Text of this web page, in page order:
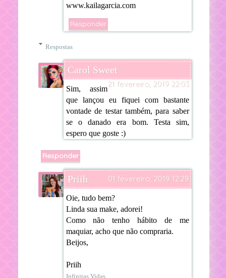
www.kailagarcia.com
Responder
Respostas
Carol Sweet
21 fevereiro, 2019 22:03
Sim, assim
que lançou eu fiquei com bastante
vontade de testar também, para saber
se o danado era bom. Testa sim,
espero que goste :)
Responder
Priih 01 fevereiro, 2019 12:29
Oie, tudo bem?
Linda sua make, adorei!
Como não tenho hábito de me
maquiar, acho que não compraria.
Beijos,
Priih
Infinitas Vidas